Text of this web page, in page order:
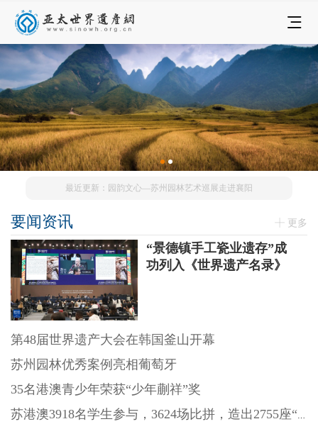
最近更新：园韵文心—苏州园林艺术巡展走进襄阳
要闻资讯 更多
“景德镇手工瓷业遗存”成
功列入《世界遗产名录》
第48届世界遗产大会在韩国釜山开幕
苏州园林优秀案例亮相葡萄牙
35名港澳青少年荣获“少年蒯祥”奖
苏港澳3918名学生参与，3624场比拼，造出2755座“迷你园林”